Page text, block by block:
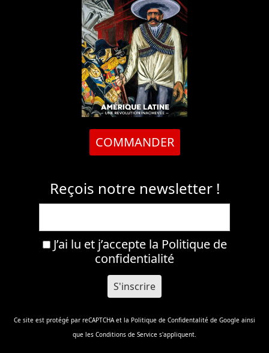
COMMANDER
Reçois notre newsletter !
J’ai lu et j’accepte la Politique de
confidentialité
Ce site est protégé par reCAPTCHA et la Politique de Confidentalité de Google ainsi
que les Conditions de Service s'appliquent.